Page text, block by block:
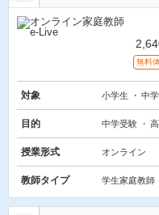
無料
対象 小学生 中
目的 中学受験
授業形式 オンライン
教師タイプ 学生家庭教師